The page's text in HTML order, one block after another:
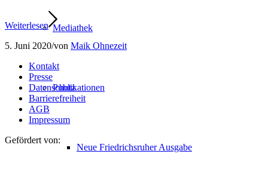
Mediathek
Publikationen
Neue Friedrichsruher Ausgabe
Weiterlesen
5. Juni 2020/von Maik Ohnezeit
Kontakt
Presse
Datenschutz
Barrierefreiheit
AGB
Impressum
Gefördert von: